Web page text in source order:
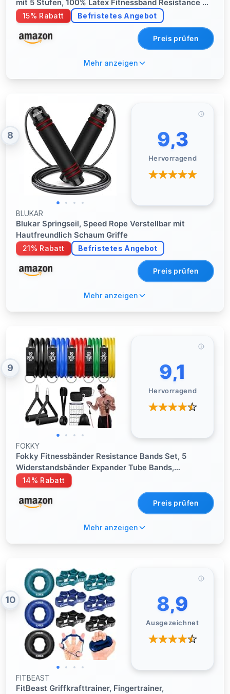
mit 5 Stufen, 100% Latex Fitnessband Resistance mit
Deutscher Übungsanleitung & Tragebeutel,
Gymnastikband für Muskelaufbau, Yoga, Pilates
15% Rabatt Befristetes Angebot
Preis prüfen
Mehr anzeigen
8 9,3
Hervorragend
BLUKAR
Blukar Springseil, Speed Rope Verstellbar mit
Hautfreundlich Schaum Griffe
21% Rabatt Befristetes Angebot
Preis prüfen
Mehr anzeigen
9 9,1
Hervorragend
FOKKY
Fokky Fitnessbänder Resistance Bands Set, 5
Widerstandsbänder Expander Tube Bands,
Fitnessband mit Türanker, Griffe, Knöchelriemen,
Ideal für Pilates, Muskelaufbau, Krafttraining
14% Rabatt
Preis prüfen
Mehr anzeigen
10 8,9
Ausgezeichnet
FITBEAST
FitBeast Griffkrafttrainer, Fingertrainer,